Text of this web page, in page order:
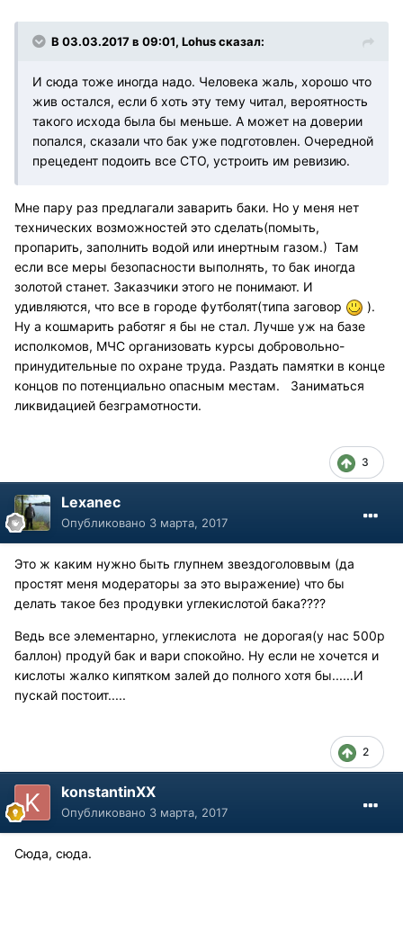
В 03.03.2017 в 09:01, Lohus сказал:
И сюда тоже иногда надо. Человека жаль, хорошо что
жив остался, если б хоть эту тему читал, вероятность
такого исхода была бы меньше. А может на доверии
попался, сказали что бак уже подготовлен. Очередной
прецедент подоить все СТО, устроить им ревизию.
Мне пару раз предлагали заварить баки. Но у меня нет
технических возможностей это сделать(помыть,
пропарить, заполнить водой или инертным газом.) Там
если все меры безопасности выполнять, то бак иногда
золотой станет. Заказчики этого не понимают. И
удивляются, что все в городе футболят(типа заговор
).
Ну а кошмарить работяг я бы не стал. Лучше уж на базе
исполкомов, МЧС организовать курсы добровольно-
принудительные по охране труда. Раздать памятки в конце
концов по потенциально опасным местам. Заниматься
ликвидацией безграмотности.
3
Lexanec
Опубликовано 3 марта, 2017
Это ж каким нужно быть глупнем звездоголоввым (да
простят меня модераторы за это выражение) что бы
делать такое без продувки углекислотой бака????
Ведь все элементарно, углекислота не дорогая(у нас 500р
баллон) продуй бак и вари спокойно. Ну если не хочется и
кислоты жалко кипятком залей до полного хотя бы......И
пускай постоит.....
2
konstantinXX
Опубликовано 3 марта, 2017
Сюда, сюда.